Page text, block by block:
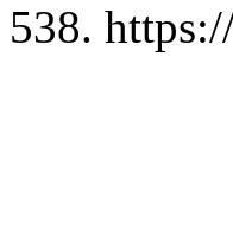
538.